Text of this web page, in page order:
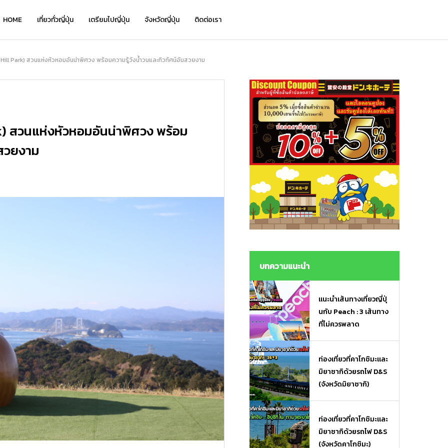
HOME เที่ยวทั่วญี่ปุ่น เตรียมไปญี่ปุ่น จังหวัดญี่ปุ่น ติดต่อเรา
Kyo Chirimen จาก Kyoryori Sakurai
— เครื่องเคียงสไตล์เกียวโต รสละมุน กล
“อาหารเกียวโต ซากุราอิ ปลาทูน่าต้มสไต
ล์อาริมะ (Hon Maguro Arima Ni)” — ข
องกินญี่ปุ่นรสละมุน เปิดปุ๊บกินได้ เหมาะทั้
งมื้อเร่งด่วนและของฝาก
2026.01.28
ย้อนเวลาชมเสน่ห์คลาสสิกที่ “โกดังอิฐแ
ดงคาเนโมริ” แนะนำจุดเด่น โรงแรมเด็ด แ
สัมผัสความงดงามระดับโลก ปักหมุดเที่ย
ว “ภูเขาฮาโกดาเตะ” พร้อมที่พักและจุดเช็
กอินห้ามพลาด!
2026.08.03
Kyo Chirimen จาก Kyoryori Sakurai
— เครื่องเคียงสไตล์เกียวโต รสละมุน กล
“อาหารเกียวโต ซากุราอิ ปลาทูน่าต้มสไต
ล์อาริมะ (Hon Maguro Arima Ni)” — ข
องกินญี่ปุ่นรสละมุน เปิดปุ๊บกินได้ เหมาะทั้
งมื้อเร่งด่วนและของฝาก
2026.01.28
Hill Park) สวนแห่งหัวหอมอันน่าพิศวง พร้อมความรู้วังน้ำวนและทิวทัศน์อันสวยงาม
สวนแห่งหัวหอมอันน่าพิศวง พร้อม
ยงาม
บทความแนะนำ
แนะนำเส้นทางเที่ยวญี่ปุ่
นกับ Peach : 3 เส้นทาง
ที่ไม่ควรพลาด
ท่องเที่ยวที่คาโกชิมะและ
มิยาซากิด้วยรถไฟ D&S
(จังหวัดมิยาซากิ)
ท่องเที่ยวที่คาโกชิมะและ
มิยาซากิด้วยรถไฟ D&S
(จังหวัดคาโกชิมะ)